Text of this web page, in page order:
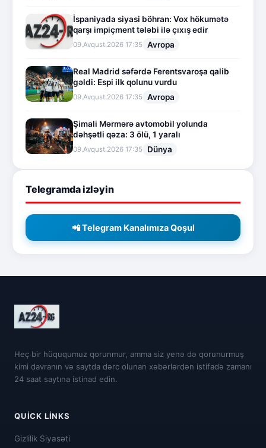
İspaniyada siyasi böhran: Vox hökumətə
qarşı impiçment tələbi ilə çıxış edir
09.Avqust.2026 17:35 Avropa
Real Madrid səfərdə Ferentsvaroşa qalib
gəldi: Espi ilk qolunu vurdu
09.Avqust.2026 17:35 Avropa
Şimali Mərmərə avtomobil yolunda
dəhşətli qəza: 3 ölü, 1 yaralı
09.Avqust.2026 17:35 Dünya
Telegramda izləyin
📲 Telegram Kanalımıza Qoşul
Heç bir hüququmuz qorunmur, amma siz yenə də qorunurmuş
kimi davranın və saytda dərc olunan xəbərlərdən istifadə zamanı
24 saat saytına istinad edin.
QUICK LINKS
Gizlilik Siyasəti